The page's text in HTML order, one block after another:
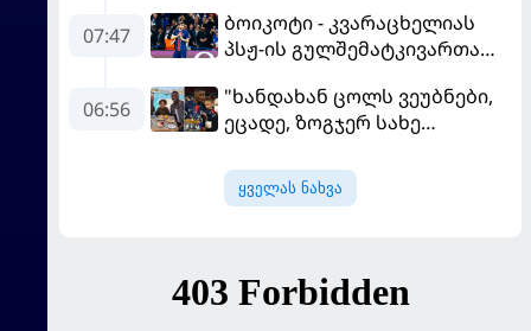
07:47
ბოიკოტი - კვარაცხელიას
პსჟ-ის გულშემატკივართა
გაავრცელა
06:56
"ხანდახან ცოლს ვეუბნები,
ეცადე, ზოგჯერ სახე
ამას მპასუხობს..." -
დემბელემ მეუღლის შესახებ
ყველას ნახვა